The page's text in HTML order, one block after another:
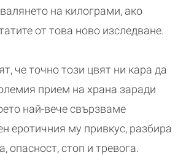
на килограми, ако
от това ново изследване.
че точно този цвят ни кара да
прием на храна заради
най-вече свързваме
еротичния му привкус, разбира
опасност, стоп и тревога.